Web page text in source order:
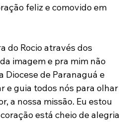
feliz e comovido em
do Rocio através dos
imagem e pra mim não
Diocese de Paranaguá e
e guia todos nós para olhar
a nossa missão. Eu estou
está cheio de alegria